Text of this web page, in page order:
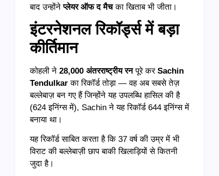
बाद उन्होंनेप्लेयर ऑफ द मैचका खिताब भी जीता।
इंटरनेशनल रिकॉर्ड्स में बड़ा
कीर्तिमान
कोहली ने 28,000 अंतरराष्ट्रीय रनपूरे कर Sachin
Tendulkar का रिकॉर्ड तोड़ा — वह अब सबसे तेज़
बल्लेबाज़ बन गए हैं जिन्होंने यह उपलब्धि हासिल की है
(624 इनिंग्स में), Sachin ने यह रिकॉर्ड 644 इनिंग्स में
बनाया था।
यह रिकॉर्ड साबित करता है कि 37 वर्ष की उम्र में भी
विराट की बल्लेबाज़ी छाप बाकी खिलाड़ियों से कितनी
जुदा है।